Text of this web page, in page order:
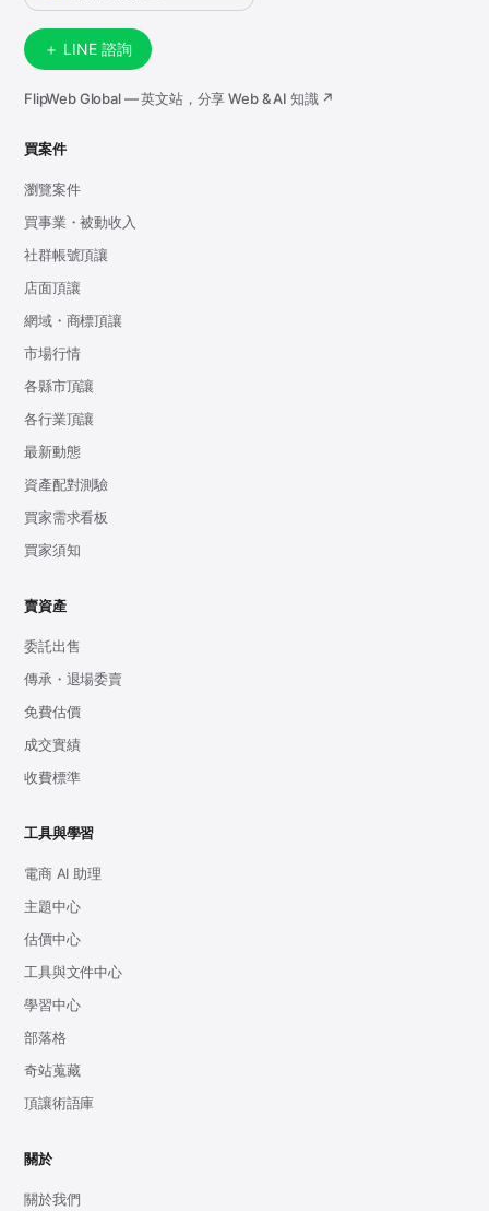
＋ LINE 諮詢
FlipWeb Global — 英文站，分享 Web & AI 知識 ↗
買案件
瀏覽案件
買事業・被動收入
社群帳號頂讓
店面頂讓
網域・商標頂讓
市場行情
各縣市頂讓
各行業頂讓
最新動態
資產配對測驗
買家需求看板
買家須知
賣資產
委託出售
傳承・退場委賣
免費估價
成交實績
收費標準
工具與學習
電商 AI 助理
主題中心
估價中心
工具與文件中心
學習中心
部落格
奇站蒐藏
頂讓術語庫
關於
關於我們